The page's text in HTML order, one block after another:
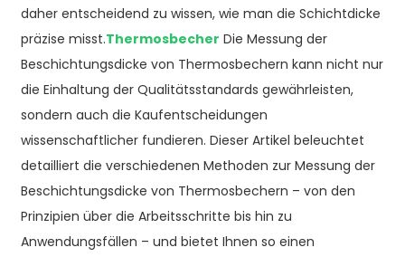
daher entscheidend zu wissen, wie man die Schichtdicke
präzise misst.Thermosbecher Die Messung der
Beschichtungsdicke von Thermosbechern kann nicht nur
die Einhaltung der Qualitätsstandards gewährleisten,
sondern auch die Kaufentscheidungen
wissenschaftlicher fundieren. Dieser Artikel beleuchtet
detailliert die verschiedenen Methoden zur Messung der
Beschichtungsdicke von Thermosbechern – von den
Prinzipien über die Arbeitsschritte bis hin zu
Anwendungsfällen – und bietet Ihnen so einen